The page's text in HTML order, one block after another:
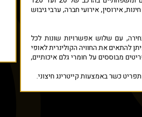
אירוסין, אירועי חברה, ערבי גיבוש
עם שלוש אפשרויות שונות לכל
להתאים את החוויה הקולינרית לאופי
מבוססים על חומרי גלם איכותיים,
כשר באמצעות קייטרינג חיצוני.